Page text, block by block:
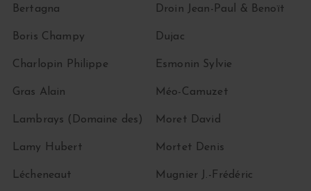
Bertagna
Boris Champy
Charlopin Philippe
Droin Jean-Paul & Benoït
Dujac
Esmonin Sylvie
Gras Alain
Lambrays (Domaine des)
Lamy Hubert
Lécheneaut
Méo-Camuzet
Moret David
Mortet Denis
Mugnier J.-Frédéric